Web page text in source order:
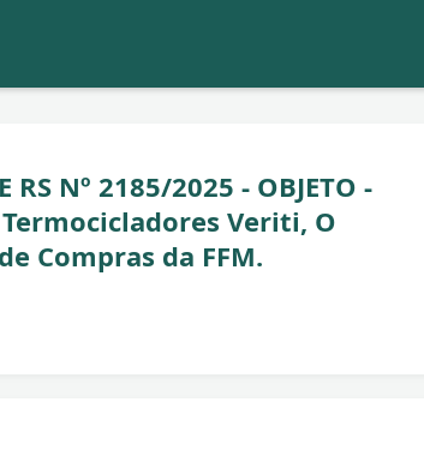
Nº 2185/2025 - OBJETO -
Veriti, O
Compras da FFM.